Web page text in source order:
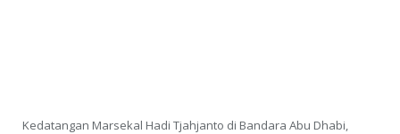
Kedatangan Marsekal Hadi Tjahjanto di Bandara Abu Dhabi,